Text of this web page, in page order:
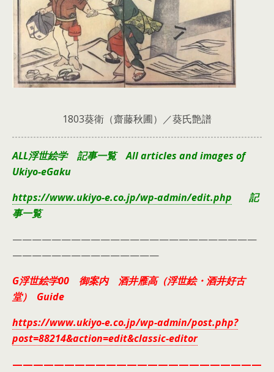
1803葵衛（齋藤秋圃）／葵氏艶譜
ALL浮世絵学 記事一覧 All articles and images of
Ukiyo-eGaku
https://www.ukiyo-e.co.jp/wp-admin/edit.php 記
事一覧
—————————————————————————
———————————————
G浮世絵学00 御案内 酒井雁高（浮世絵・酒井好古
堂） Guide
https://www.ukiyo-e.co.jp/wp-admin/post.php?
post=88214&action=edit&classic-editor
————————————————————————